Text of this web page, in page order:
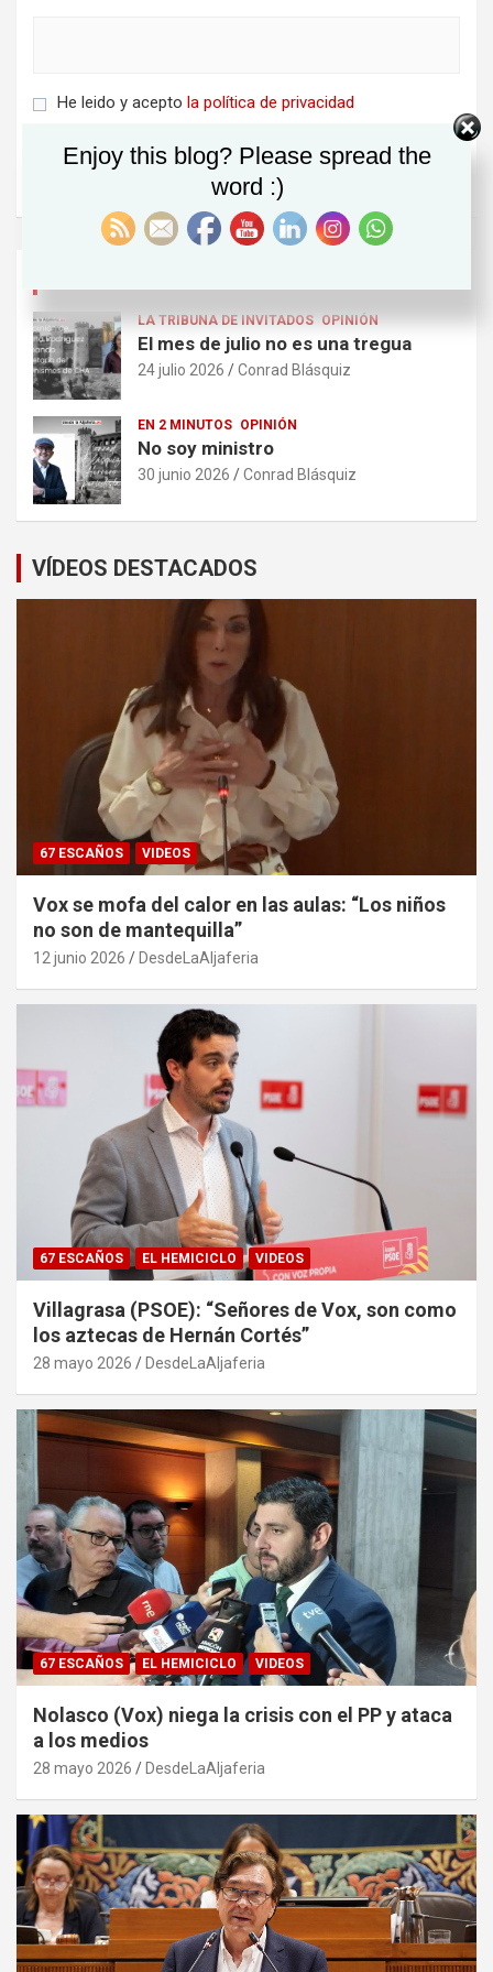
He leido y acepto la política de privacidad
LA TRIBUNA DE INVITADOS OPINIÓN
El mes de julio no es una tregua
24 julio 2026 Conrad Blásquiz
EN 2 MINUTOS OPINIÓN
No soy ministro
30 junio 2026 Conrad Blásquiz
VÍDEOS DESTACADOS
67 ESCAÑOS VIDEOS
Vox se mofa del calor en las aulas: “Los niños
no son de mantequilla”
12 junio 2026 DesdeLaAljaferia
67 ESCAÑOS EL HEMICICLO VIDEOS
Villagrasa (PSOE): “Señores de Vox, son como
los aztecas de Hernán Cortés”
28 mayo 2026 DesdeLaAljaferia
67 ESCAÑOS EL HEMICICLO VIDEOS
Nolasco (Vox) niega la crisis con el PP y ataca
a los medios
28 mayo 2026 DesdeLaAljaferia
Enjoy this blog? Please spread the
word :)